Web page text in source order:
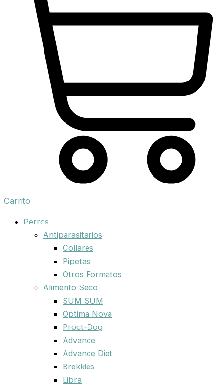
Carrito
Perros
Antiparasitarios
Collares
Pipetas
Otros Formatos
Alimento Seco
SUM SUM
Optima Nova
Proct-Dog
Advance
Advance Diet
Brekkies
Libra